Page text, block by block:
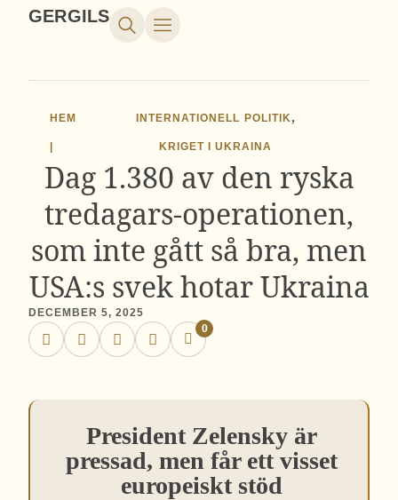
GERGILS
HEM INTERNATIONELL POLITIK,
KRIGET I UKRAINA
Dag 1.380 av den ryska
tredagars-operationen,
som inte gått så bra, men
USA:s svek hotar Ukraina
DECEMBER 5, 2025
0
President Zelensky är
pressad, men får ett visset
europeiskt stöd